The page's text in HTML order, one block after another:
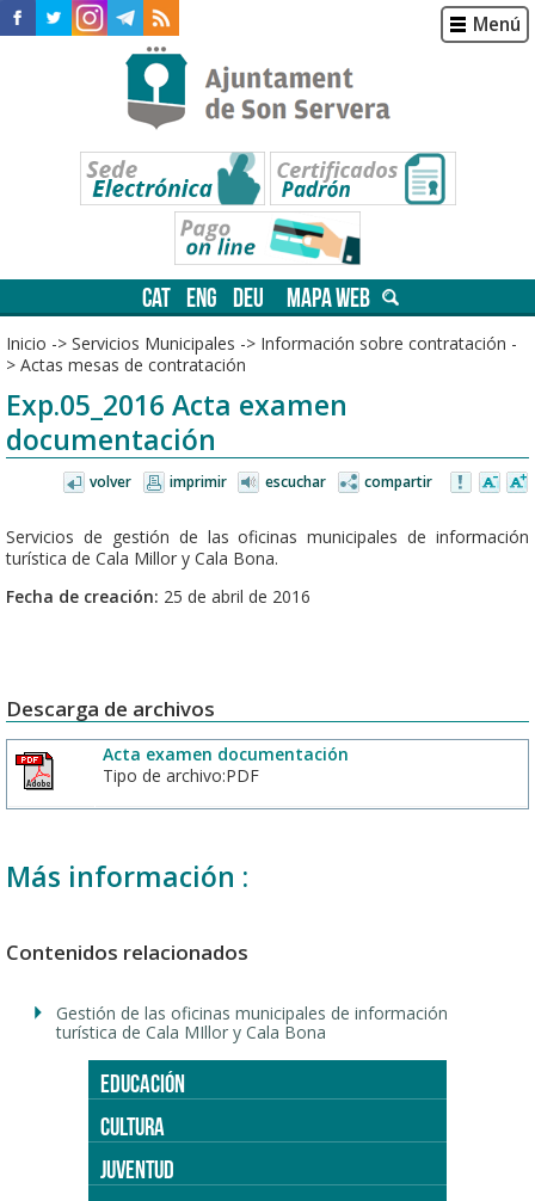
Menú
CAT ENG DEU MAPA WEB
Inicio -> Servicios Municipales -> Información sobre contratación -
> Actas mesas de contratación
Exp.05_2016 Acta examen
documentación
volver imprimir escuchar compartir
Servicios de gestión de las oficinas municipales de información
turística de Cala Millor y Cala Bona.
Fecha de creación: 25 de abril de 2016
Descarga de archivos
Acta examen documentación
Tipo de archivo:PDF
Más información :
Contenidos relacionados
Gestión de las oficinas municipales de información
turística de Cala MIllor y Cala Bona
EDUCACIÓN
CULTURA
JUVENTUD